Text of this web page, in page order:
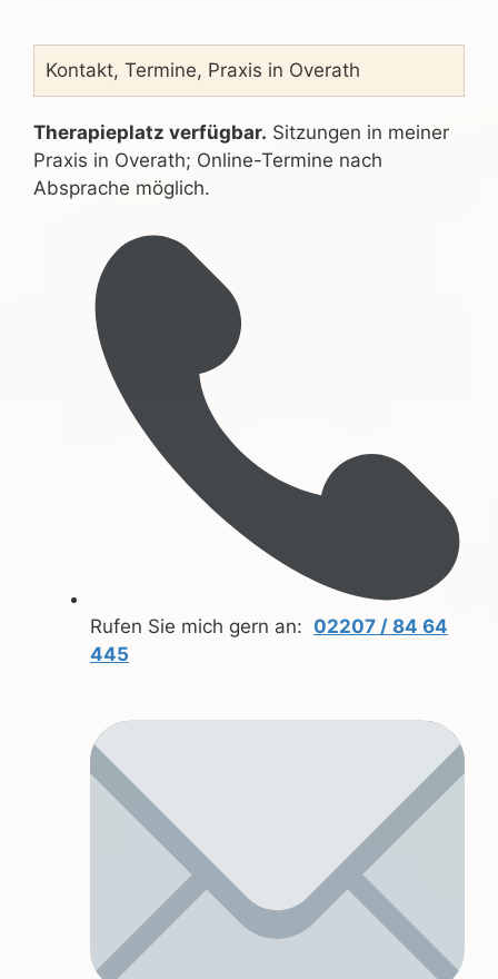
Kontakt, Termine, Praxis in Overath
Therapieplatz verfügbar. Sitzungen in meiner
Praxis in Overath; Online-Termine nach
Absprache möglich.
Rufen Sie mich gern an: 02207 / 84 64
445